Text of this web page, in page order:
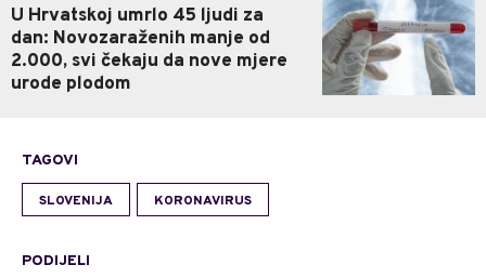
U Hrvatskoj umrlo 45 ljudi za
dan: Novozaraženih manje od
2.000, svi čekaju da nove mjere
urode plodom
TAGOVI
SLOVENIJA KORONAVIRUS
PODIJELI